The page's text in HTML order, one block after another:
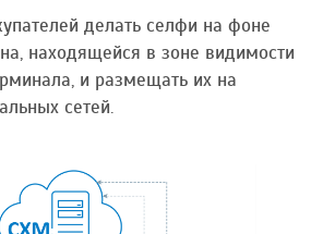
делать селфи на фоне
находящейся в зоне видимости
и размещать их на
сетей.